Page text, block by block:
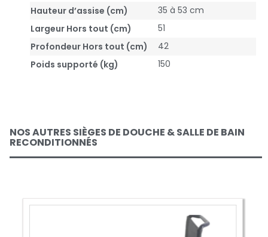
Hauteur d’assise (cm)
35 à 53 cm
Largeur Hors tout (cm)
51
Profondeur Hors tout (cm)
42
Poids supporté (kg)
150
NOS AUTRES SIÈGES DE DOUCHE & SALLE DE BAIN
RECONDITIONNÉS